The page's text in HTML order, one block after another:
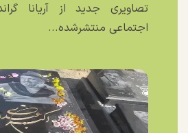
تصاویری جدید از آریانا
اجتماعی منتشرشده...